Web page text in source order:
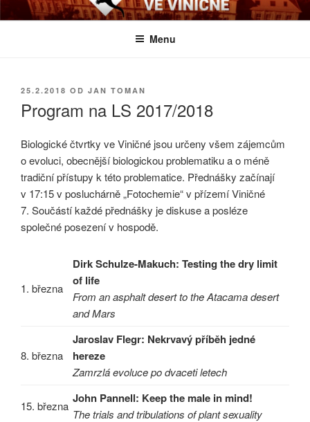
k
BIOLOGICKÉ ČTVRTKY VE
Určeno všem zájemcům o evoluci a obecnější biologická témata
Menu
PUBLIKOVÁNO
25.2.2018 OD JAN TOMAN
Program na LS 2017/2018
Biologické čtvrtky ve Viničné jsou určeny všem zájemcům
o evoluci, obecnější biologickou problematiku a o méně
tradiční přístupy k této problematice. Přednášky začínají
v 17:15 v posluchárně „Fotochemie“ v přízemí Viničné
7. Součástí každé přednášky je diskuse a posléze
společné posezení v hospodě.
1. března
Dirk Schulze-Makuch: Testing the dry limit
of life
From an asphalt desert to the Atacama desert
and Mars
8. března
Jaroslav Flegr: Nekrvavý příběh jedné
hereze
Zamrzlá evoluce po dvaceti letech
15. března
John Pannell: Keep the male in mind!
The trials and tribulations of plant sexuality